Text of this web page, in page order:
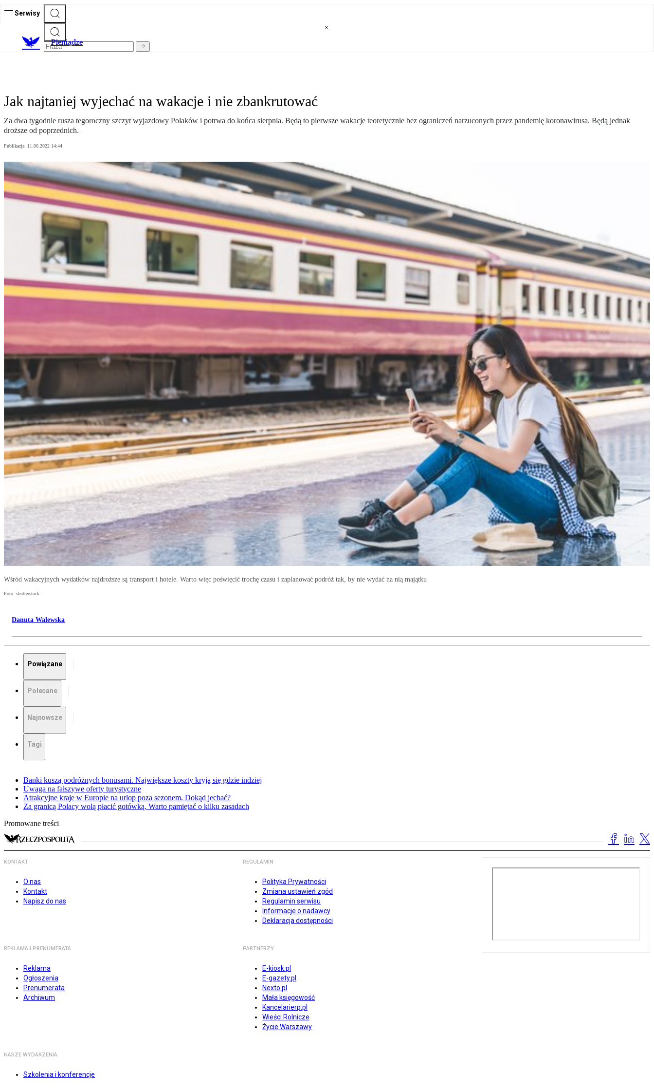
Serwisy
Pieniądze
Jak najtaniej wyjechać na wakacje i nie zbankrutować
Za dwa tygodnie rusza tegoroczny szczyt wyjazdowy Polaków i potrwa do końca sierpnia. Będą to pierwsze wakacje teoretycznie bez ograniczeń narzuconych przez pandemię koronawirusa. Będą jednak
droższe od poprzednich.
Publikacja: 11.06.2022 14:44
Wśród wakacyjnych wydatków najdroższe są transport i hotele. Warto więc poświęcić trochę czasu i zaplanować podróż tak, by nie wydać na nią majątku
Foto: shutterstock
Danuta Walewska
Powiązane
Polecane
Najnowsze
Tagi
Banki kuszą podróżnych bonusami. Największe koszty kryją się gdzie indziej
Uwaga na fałszywe oferty turystyczne
Atrakcyjne kraje w Europie na urlop poza sezonem. Dokąd jechać?
Za granicą Polacy wolą płacić gotówką. Warto pamiętać o kilku zasadach
Promowane treści
KONTAKT
O nas
Kontakt
Napisz do nas
REGULAMIN
Polityka Prywatności
Zmiana ustawień zgód
Regulamin serwisu
Informacje o nadawcy
Deklaracja dostępności
REKLAMA I PRENUMERATA
Reklama
Ogłoszenia
Prenumerata
Archiwum
PARTNERZY
E-kiosk.pl
E-gazety.pl
Nexto.pl
Mała księgowość
Kancelarierp.pl
Wieści Rolnicze
Życie Warszawy
NASZE WYDARZENIA
Szkolenia i konferencje